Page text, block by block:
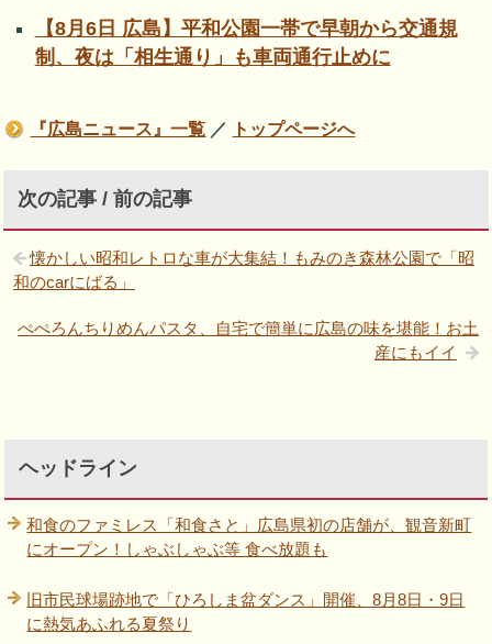
【8月6日 広島】平和公園一帯で早朝から交通規
制、夜は「相生通り」も車両通行止めに
『広島ニュース』一覧 ／ トップページへ
次の記事 / 前の記事
懐かしい昭和レトロな車が大集結！もみのき森林公園で「昭
和のcarにばる」
ぺぺろんちりめんパスタ、自宅で簡単に広島の味を堪能！お土
産にもイイ
ヘッドライン
和食のファミレス「和食さと」広島県初の店舗が、観音新町
にオープン！しゃぶしゃぶ等 食べ放題も
旧市民球場跡地で「ひろしま盆ダンス」開催、8月8日・9日
に熱気あふれる夏祭り